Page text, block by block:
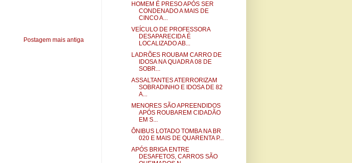
Postagem mais antiga
HOMEM É PRESO APÓS SER
CONDENADO A MAIS DE
CINCO A...
VEÍCULO DE PROFESSORA
DESAPARECIDA É
LOCALIZADO AB...
LADRÕES ROUBAM CARRO DE
IDOSA NA QUADRA 08 DE
SOBR...
ASSALTANTES ATERRORIZAM
SOBRADINHO E IDOSA DE 82
A...
MENORES SÃO APREENDIDOS
APÓS ROUBAREM CIDADÃO
EM S...
ÔNIBUS LOTADO TOMBA NA BR
020 E MAIS DE QUARENTA P...
APÓS BRIGA ENTRE
DESAFETOS, CARROS SÃO